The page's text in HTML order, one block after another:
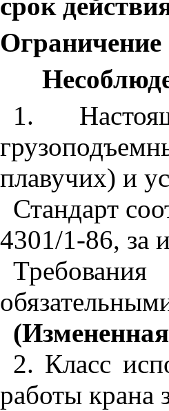
срок
1.
плавучих) и
Стандарт
4301/1-86, за
2. Класс
работы крана